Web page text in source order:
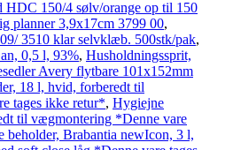
HDC 150/4 sølv/orange op til 150
planner 3,9x17cm 3799 00,
3510 klar selvklæb. 500stk/pak,
0,5 l, 93%, Husholdningssprit,
Avery flytbare 101x152mm
18 l, hvid, forberedt til
tages ikke retur*, Hygiejne
til vægmontering *Denne vare
beholder, Brabantia newIcon, 3 l,